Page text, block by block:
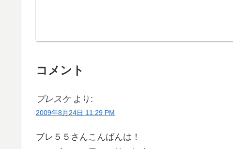
コメント
ブレスケ より:
2009年8月24日 11:29 PM
ブレ５５さんこんばんは！